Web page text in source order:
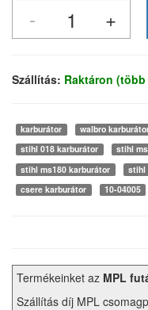
Szállítás: Raktáron
karburátor walbro
stihl 018 karburátor
stihl
stihl ms180 karburátor
stihl
csere karburátor
10-04005
Termékeinket az MPL
Szállítás díj MPL